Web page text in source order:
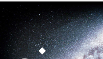
Strumenti
personali
Salta
contenuti.
|